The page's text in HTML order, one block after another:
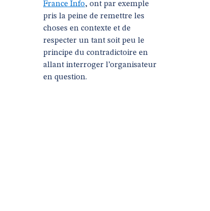
France Info, ont par exemple
pris la peine de remettre les
choses en contexte et de
respecter un tant soit peu le
principe du contradictoire en
allant interroger l’organisateur
en question.